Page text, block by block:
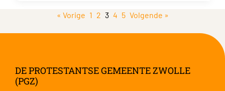
« Vorige 1 2 3 4 5 Volgende »
DE PROTESTANTSE GEMEENTE ZWOLLE
(PGZ)